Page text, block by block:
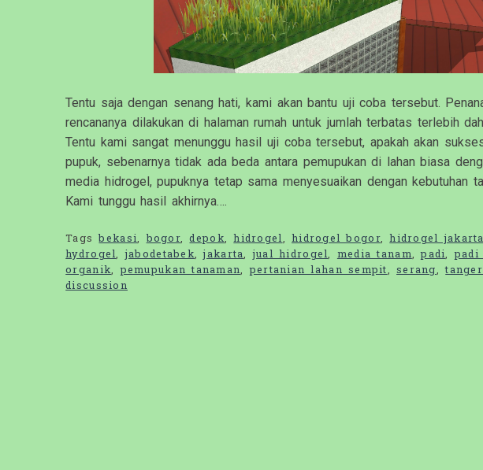
Tentu saja dengan senang hati, kami akan bantu uji coba tersebut.
rencananya dilakukan di halaman rumah untuk jumlah terbatas terlebih
Tentu kami sangat menunggu hasil uji coba tersebut, apakah akan
pupuk, sebenarnya tidak ada beda antara pemupukan di lahan biasa
media hidrogel, pupuknya tetap sama menyesuaikan dengan kebutuhan
Kami tunggu hasil akhirnya….
Tagsbekasi ,bogor ,depok ,hidrogel ,hidrogel bogor,hidrogel jakarta
hydrogel
,jabodetabek ,jakarta ,jual hidrogel media tanam ,padi ,padi
organik ,pemupukan tanaman ,pertanian lahan sempit ,serang ,
discussion